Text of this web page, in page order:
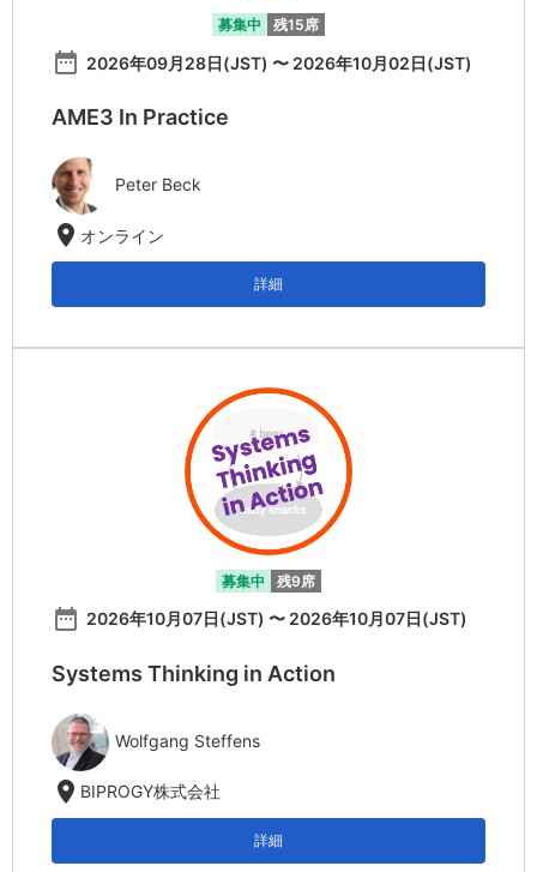
募集中 残15席
date_range 2026年09月28日(JST) 〜 2026年10月02日(JST)
AME3 In Practice
Peter Beck
location_on オンライン
詳細
募集中 残9席
date_range 2026年10月07日(JST) 〜 2026年10月07日(JST)
Systems Thinking in Action
Wolfgang Steffens
location_on BIPROGY株式会社
詳細